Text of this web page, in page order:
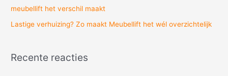
meubellift het verschil maakt
Lastige verhuizing? Zo maakt Meubellift het wél overzichtelijk
Recente reacties